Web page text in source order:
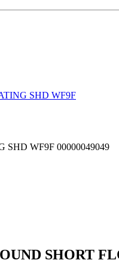
SHD WF9F
SHD WF9F 00000049049
SHORT